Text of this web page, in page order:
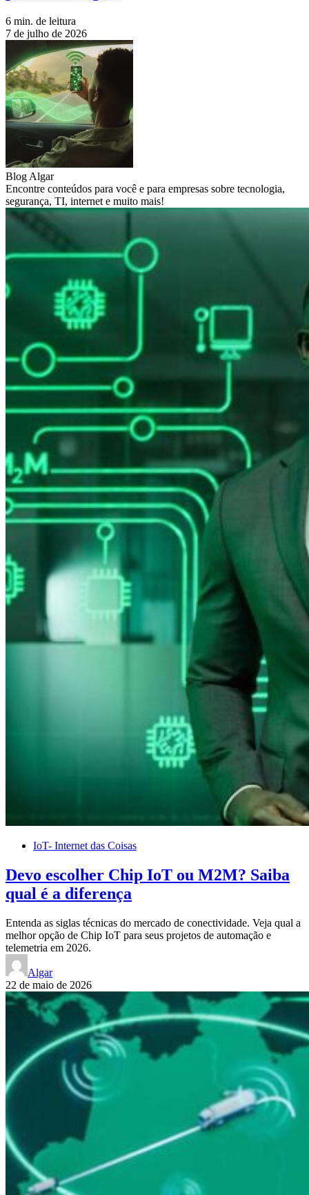
6 min. de leitura
7 de julho de 2026
Blog Algar
Encontre conteúdos para você e para empresas sobre tecnologia,
segurança, TI, internet e muito mais!
IoT- Internet das Coisas
Devo escolher Chip IoT ou M2M? Saiba
qual é a diferença
Entenda as siglas técnicas do mercado de conectividade. Veja qual a
melhor opção de Chip IoT para seus projetos de automação e
telemetria em 2026.
Algar
22 de maio de 2026